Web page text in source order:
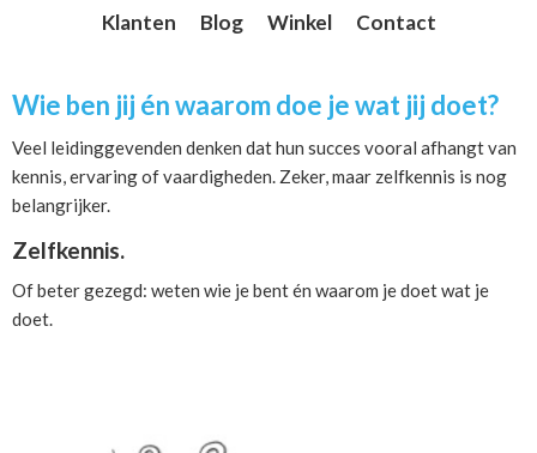
Klanten Blog Winkel Contact
Wie ben jij én waarom doe je wat jij doet?
Veel leidinggevenden denken dat hun succes vooral afhangt van
kennis, ervaring of vaardigheden. Zeker, maar zelfkennis is nog
belangrijker.
Zelfkennis.
Of beter gezegd: weten wie je bent én waarom je doet wat je
doet.